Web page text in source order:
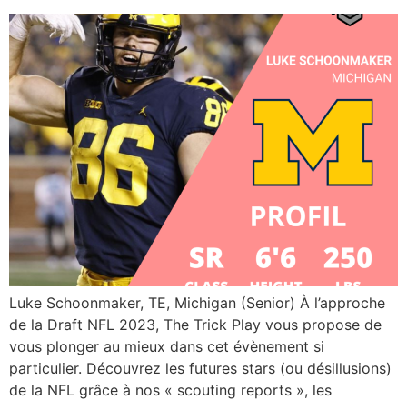
Luke Schoonmaker, TE, Michigan (Senior) À l’approche
de la Draft NFL 2023, The Trick Play vous propose de
vous plonger au mieux dans cet évènement si
particulier. Découvrez les futures stars (ou désillusions)
de la NFL grâce à nos « scouting reports », les